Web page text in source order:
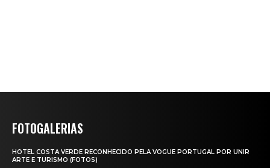
FOTOGALERIAS
HOTEL COSTA VERDE RECONHECIDO PELA VOGUE PORTUGAL POR UNIR
ARTE E TURISMO (FOTOS)